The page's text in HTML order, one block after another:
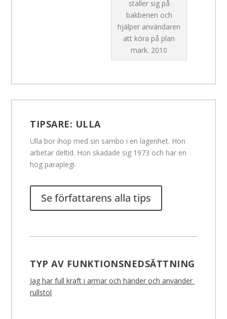
ställer sig på
bakbenen och
hjälper användaren
att köra på plan
mark. 2010
TIPSARE: ULLA
Ulla bor ihop med sin sambo i en lägenhet. Hon
arbetar deltid. Hon skadade sig 1973 och har en
hög paraplegi.
Se författarens alla tips
TYP AV FUNKTIONSNEDSÄTTNING
Jag har full kraft i armar och händer och använder
rullstol